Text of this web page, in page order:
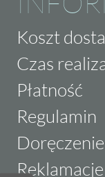
Koszt
Czas
Płatność
Regulamin
Reklamacje